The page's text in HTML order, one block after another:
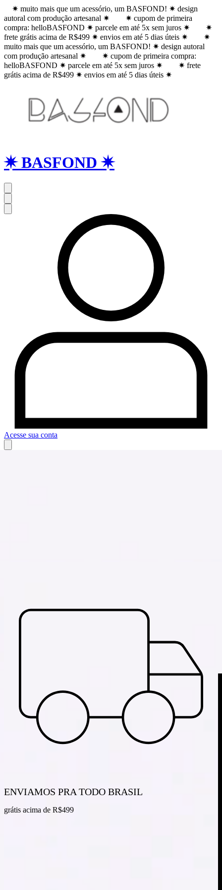
✷ muito mais que um acessório, um BASFOND! ✷ design
autoral com produção artesanal ✷
✷ cupom de primeira
compra: helloBASFOND ✷ parcele em até 5x sem juros ✷
✷
frete grátis acima de R$499 ✷ envios em até 5 dias úteis ✷
✷
muito mais que um acessório, um BASFOND! ✷ design autoral
com produção artesanal ✷
✷ cupom de primeira compra:
helloBASFOND ✷ parcele em até 5x sem juros ✷
✷ frete
grátis acima de R$499 ✷ envios em até 5 dias úteis ✷
✷ BASFOND ✷
Acesse sua conta
ENVIAMOS PRA TODO BRASIL
grátis acima de R$499